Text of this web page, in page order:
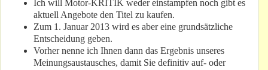
Ich will Motor-KRITIK weder einstampfen noch gibt es
aktuell Angebote den Titel zu kaufen.
Zum 1. Januar 2013 wird es aber eine grundsätzliche
Entscheidung geben.
Vorher nenne ich Ihnen dann das Ergebnis unseres
Meinungsaustausches, damit Sie definitiv auf- oder